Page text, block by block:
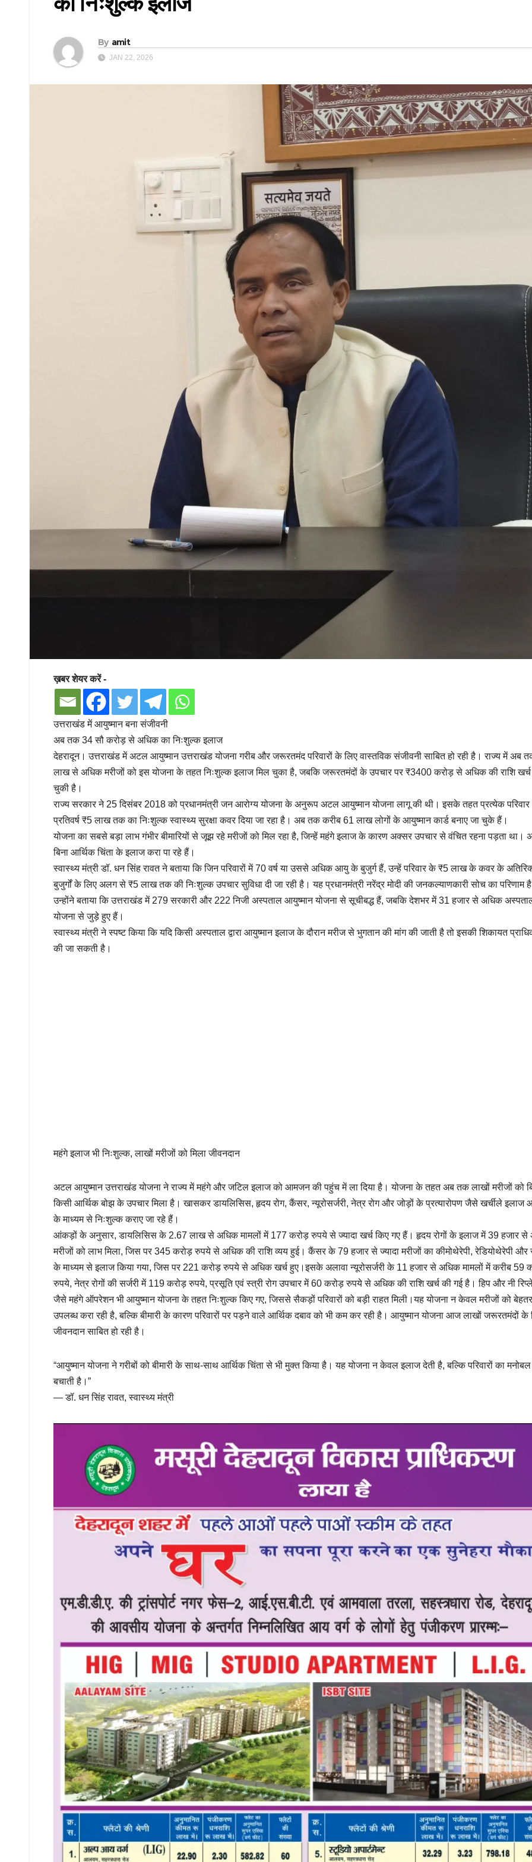
By amit
JAN 22, 2026
ख़बर शेयर करें -
उत्तराखंड में आयुष्मान बना संजीवनी
अब तक 34 सौ करोड़ से अधिक का निःशुल्क इलाज
देहरादून। उत्तराखंड में अटल आयुष्मान उत्तराखंड योजना गरीब और जरूरतमंद परिवारों के लिए वास्तविक संजीवनी साबित हो रही है। राज्य में अब
लाख से अधिक मरीजों को इस योजना के तहत निःशुल्क इलाज मिल चुका है, जबकि जरूरतमंदों के उपचार पर ₹3400 करोड़ से अधिक की राशि खर्च
चुकी है।
राज्य सरकार ने 25 दिसंबर 2018 को प्रधानमंत्री जन आरोग्य योजना के अनुरूप अटल आयुष्मान योजना लागू की थी। इसके तहत प्रत्येक परिवार
प्रतिवर्ष ₹5 लाख तक का निःशुल्क स्वास्थ्य सुरक्षा कवर दिया जा रहा है। अब तक करीब 61 लाख लोगों के आयुष्मान कार्ड बनाए जा चुके हैं।
योजना का सबसे बड़ा लाभ गंभीर बीमारियों से जूझ रहे मरीजों को मिल रहा है, जिन्हें महंगे इलाज के कारण अक्सर उपचार से वंचित रहना पड़ता था।
बिना आर्थिक चिंता के इलाज करा पा रहे हैं।
स्वास्थ्य मंत्री डॉ. धन सिंह रावत ने बताया कि जिन परिवारों में 70 वर्ष या उससे अधिक आयु के बुजुर्ग हैं, उन्हें परिवार के ₹5 लाख के कवर के
बुजुर्गों के लिए अलग से ₹5 लाख तक की निःशुल्क उपचार सुविधा दी जा रही है। यह प्रधानमंत्री नरेंद्र मोदी की जनकल्याणकारी सोच का परिणाम
उन्होंने बताया कि उत्तराखंड में 279 सरकारी और 222 निजी अस्पताल आयुष्मान योजना से सूचीबद्ध हैं, जबकि देशभर में 31 हजार से अधिक
योजना से जुड़े हुए हैं।
स्वास्थ्य मंत्री ने स्पष्ट किया कि यदि किसी अस्पताल द्वारा आयुष्मान इलाज के दौरान मरीज से भुगतान की मांग की जाती है तो इसकी शिकायत
की जा सकती है।
महंगे इलाज भी निःशुल्क, लाखों मरीजों को मिला जीवनदान
अटल आयुष्मान उत्तराखंड योजना ने राज्य में महंगे और जटिल इलाज को आमजन की पहुंच में ला दिया है। योजना के तहत अब तक लाखों मरीजों को
किसी आर्थिक बोझ के उपचार मिला है। खासकर डायलिसिस, हृदय रोग, कैंसर, न्यूरोसर्जरी, नेत्र रोग और जोड़ों के प्रत्यारोपण जैसे खर्चीले इलाज
के माध्यम से निःशुल्क कराए जा रहे हैं।
आंकड़ों के अनुसार, डायलिसिस के 2.67 लाख से अधिक मामलों में 177 करोड़ रुपये से ज्यादा खर्च किए गए हैं। हृदय रोगों के इलाज में 39 हजार से
मरीजों को लाभ मिला, जिस पर 345 करोड़ रुपये से अधिक की राशि व्यय हुई। कैंसर के 79 हजार से ज्यादा मरीजों का कीमोथेरेपी, रेडियोथेरेपी और
के माध्यम से इलाज किया गया, जिस पर 221 करोड़ रुपये से अधिक खर्च हुए।इसके अलावा न्यूरोसर्जरी के 11 हजार से अधिक मामलों में करीब 59
रुपये, नेत्र रोगों की सर्जरी में 119 करोड़ रुपये, प्रसूति एवं स्त्री रोग उपचार में 60 करोड़ रुपये से अधिक की राशि खर्च की गई है। हिप और नी
जैसे महंगे ऑपरेशन भी आयुष्मान योजना के तहत निःशुल्क किए गए, जिससे सैकड़ों परिवारों को बड़ी राहत मिली।यह योजना न केवल मरीजों को
उपलब्ध करा रही है, बल्कि बीमारी के कारण परिवारों पर पड़ने वाले आर्थिक दबाव को भी कम कर रही है। आयुष्मान योजना आज लाखों जरूरतमंदों के
जीवनदान साबित हो रही है।
“आयुष्मान योजना ने गरीबों को बीमारी के साथ-साथ आर्थिक चिंता से भी मुक्त किया है। यह योजना न केवल इलाज देती है, बल्कि परिवारों का मनोबल
बचाती है।”
— डॉ. धन सिंह रावत, स्वास्थ्य मंत्री